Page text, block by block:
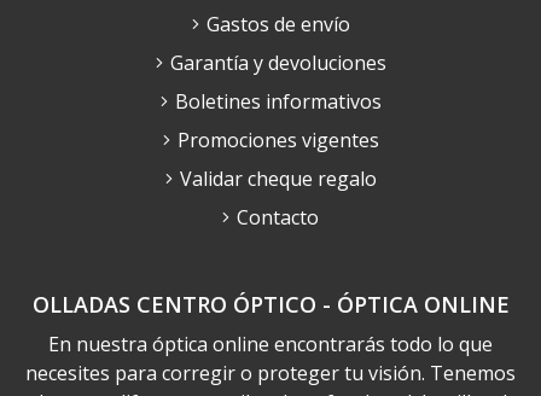
OLLADAS CENTRO ÓPTICO - ÓPTICA ONLINE
En nuestra óptica online encontrarás todo lo que
necesites para corregir o proteger tu visión. Tenemos
Gastos de envío
Garantía y devoluciones
Boletines informativos
Promociones vigentes
Validar cheque regalo
Contacto